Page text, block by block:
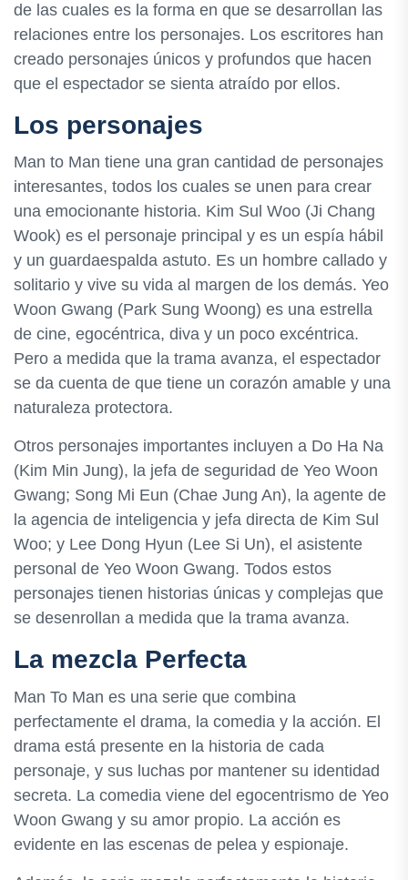
de las cuales es la forma en que se desarrollan las
relaciones entre los personajes. Los escritores han
creado personajes únicos y profundos que hacen
que el espectador se sienta atraído por ellos.
Los personajes
Man to Man tiene una gran cantidad de personajes
interesantes, todos los cuales se unen para crear
una emocionante historia. Kim Sul Woo (Ji Chang
Wook) es el personaje principal y es un espía hábil
y un guardaespalda astuto. Es un hombre callado y
solitario y vive su vida al margen de los demás. Yeo
Woon Gwang (Park Sung Woong) es una estrella
de cine, egocéntrica, diva y un poco excéntrica.
Pero a medida que la trama avanza, el espectador
se da cuenta de que tiene un corazón amable y una
naturaleza protectora.
Otros personajes importantes incluyen a Do Ha Na
(Kim Min Jung), la jefa de seguridad de Yeo Woon
Gwang; Song Mi Eun (Chae Jung An), la agente de
la agencia de inteligencia y jefa directa de Kim Sul
Woo; y Lee Dong Hyun (Lee Si Un), el asistente
personal de Yeo Woon Gwang. Todos estos
personajes tienen historias únicas y complejas que
se desenrollan a medida que la trama avanza.
La mezcla Perfecta
Man To Man es una serie que combina
perfectamente el drama, la comedia y la acción. El
drama está presente en la historia de cada
personaje, y sus luchas por mantener su identidad
secreta. La comedia viene del egocentrismo de Yeo
Woon Gwang y su amor propio. La acción es
evidente en las escenas de pelea y espionaje.